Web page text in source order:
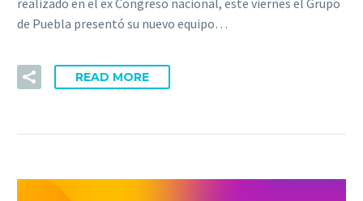
realizado en el ex Congreso nacional, este viernes el Grupo
de Puebla presentó su nuevo equipo…
READ MORE